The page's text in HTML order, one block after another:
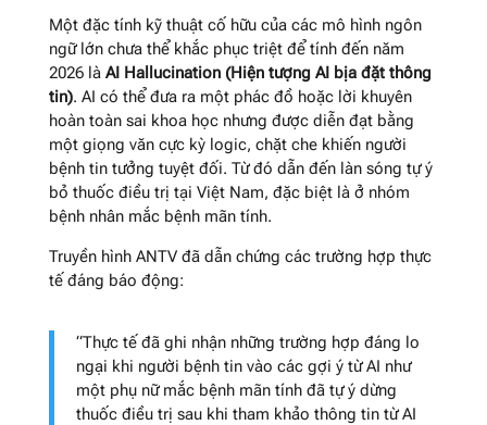
Một đặc tính kỹ thuật cố hữu của các mô hình ngôn
ngữ lớn chưa thể khắc phục triệt để tính đến năm
2026 là AI Hallucination (Hiện tượng AI bịa đặt thông
tin). AI có thể đưa ra một phác đồ hoặc lời khuyên
hoàn toàn sai khoa học nhưng được diễn đạt bằng
một giọng văn cực kỳ logic, chặt che khiến người
bệnh tin tưởng tuyệt đối. Từ đó dẫn đến làn sóng tự ý
bỏ thuốc điều trị tại Việt Nam, đặc biệt là ở nhóm
bệnh nhân mắc bệnh mãn tính.
Truyền hình ANTV đã dẫn chứng các trường hợp thực
tế đáng báo động:
“Thực tế đã ghi nhận những trường hợp đáng lo
ngại khi người bệnh tin vào các gợi ý từ AI như
một phụ nữ mắc bệnh mãn tính đã tự ý dừng
thuốc điều trị sau khi tham khảo thông tin từ AI